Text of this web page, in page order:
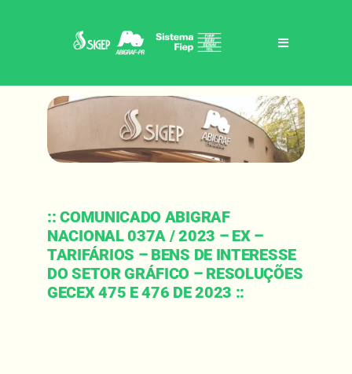
Toggle
Home
Eventos
Notícias
:: COMUNICADO ABIGRAF
NACIONAL 037A / 2023 – EX –
TARIFÁRIOS – BENS DE INTERESSE
DO SETOR GRÁFICO – RESOLUÇÕES
GECEX 475 E 476 DE 2023 ::